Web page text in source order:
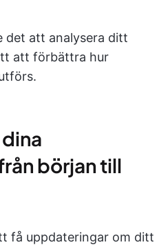
det att analysera ditt
att förbättra hur
början till
få uppdateringar om ditt